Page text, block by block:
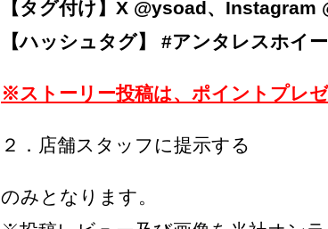
【タグ付け】X @ysoad、
【ハッシュタグ】 #アンタレスホイ
※ストーリー投稿は、ポイントプレ
２．店舗スタッフに提示する
のみとなります。